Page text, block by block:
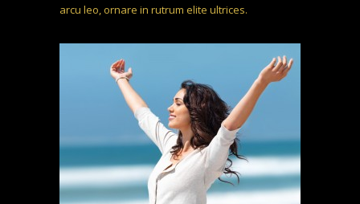
arcu leo, ornare in rutrum elite ultrices.